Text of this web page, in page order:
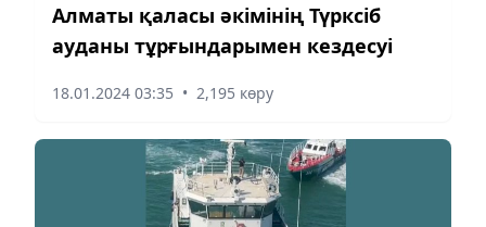
Алматы қаласы әкімінің Түрксіб
ауданы тұрғындарымен кездесуі
18.01.2024 03:35 • 2,195 көру